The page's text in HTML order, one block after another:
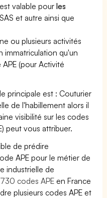
valable pourles
et autre ainsi que
ou plusieurs activités
immatriculation qu'un
(pour Activité
principale est : Couturier
de l'habillement alors il
visibilité sur les codes
peut vous attribuer.
de prédire
APE pour le métier de
industrielle de
730 codes APE en France
plusieurs codes APE et